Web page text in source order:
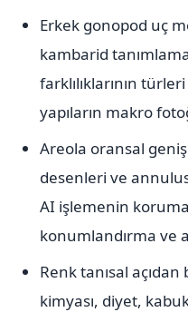
Erkek gonopod uç
kambarid
farklılıklarının
yapıların makro
Areola oransal
desenleri ve
AI işlemenin
konumlandırma ve
Renk tanısal
kimyası, diyet,